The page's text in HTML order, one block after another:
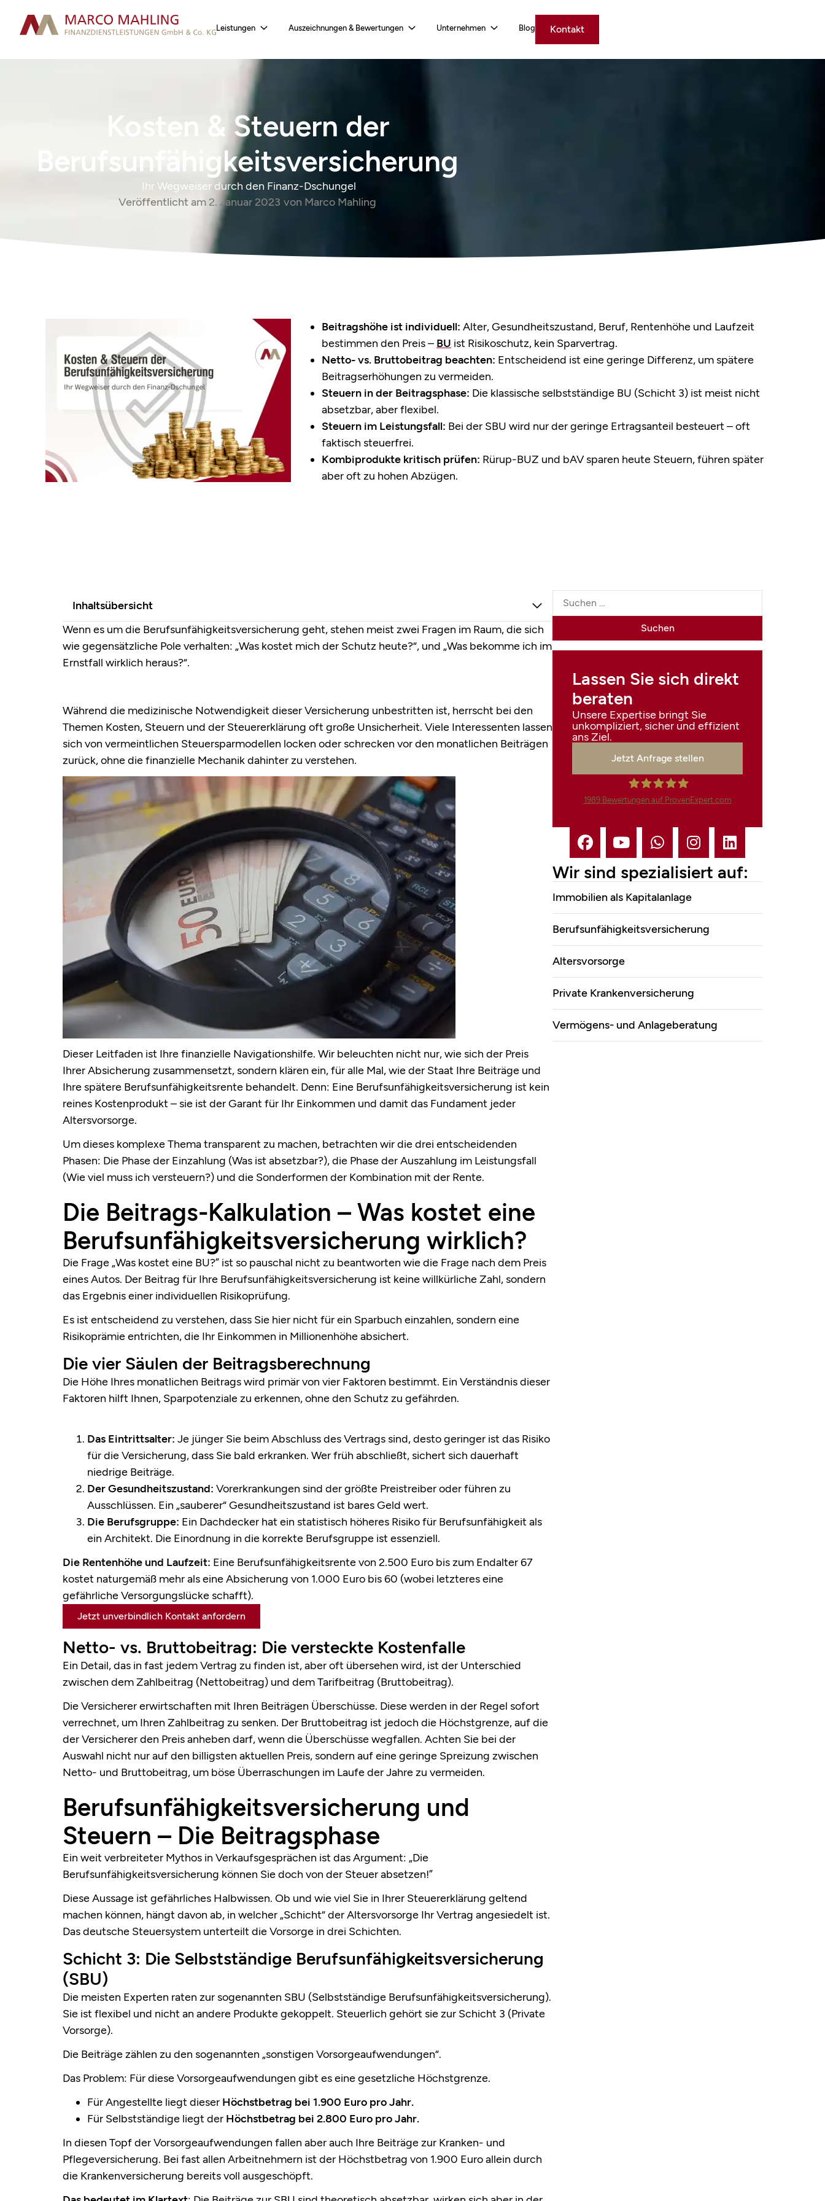
Leistungen Auszeichnungen & Bewertungen Unternehmen Blog Kontakt
Kosten & Steuern der
Berufsunfähigkeitsversicherung
Ihr Wegweiser durch den Finanz-Dschungel
Veröffentlicht am2. Januar 2023 von Marco Mahling
Beitragshöhe ist individuell: Alter, Gesundheitszustand, Beruf, Rentenhöhe und Laufzeit
bestimmen den Preis – BU ist Risikoschutz, kein Sparvertrag.
Netto- vs. Bruttobeitrag beachten: Entscheidend ist eine geringe Differenz, um spätere
Beitragserhöhungen zu vermeiden.
Steuern in der Beitragsphase: Die klassische selbstständige BU (Schicht 3) ist meist nicht
absetzbar, aber flexibel.
Steuern im Leistungsfall: Bei der SBU wird nur der geringe Ertragsanteil besteuert – oft
faktisch steuerfrei.
Kombiprodukte kritisch prüfen: Rürup-BUZ und bAV sparen heute Steuern, führen später
aber oft zu hohen Abzügen.
Inhaltsübersicht
Wenn es um die Berufsunfähigkeitsversicherung geht, stehen meist zwei Fragen im Raum, die sich
wie gegensätzliche Pole verhalten: „Was kostet mich der Schutz heute?“, und „Was bekomme ich im
Ernstfall wirklich heraus?“.
Während die medizinische Notwendigkeit dieser Versicherung unbestritten ist, herrscht bei den
Themen Kosten, Steuern und der Steuererklärung oft große Unsicherheit. Viele Interessenten lassen
sich von vermeintlichen Steuersparmodellen locken oder schrecken vor den monatlichen Beiträgen
zurück, ohne die finanzielle Mechanik dahinter zu verstehen.
Dieser Leitfaden ist Ihre finanzielle Navigationshilfe. Wir beleuchten nicht nur, wie sich der Preis
Ihrer Absicherung zusammensetzt, sondern klären ein, für alle Mal, wie der Staat Ihre Beiträge und
Ihre spätere Berufsunfähigkeitsrente behandelt. Denn: Eine Berufsunfähigkeitsversicherung ist kein
reines Kostenprodukt – sie ist der Garant für Ihr Einkommen und damit das Fundament jeder
Altersvorsorge.
Um dieses komplexe Thema transparent zu machen, betrachten wir die drei entscheidenden
Phasen: Die Phase der Einzahlung (Was ist absetzbar?), die Phase der Auszahlung im Leistungsfall
(Wie viel muss ich versteuern?) und die Sonderformen der Kombination mit der Rente.
Die Beitrags-Kalkulation – Was kostet eine
Berufsunfähigkeitsversicherung wirklich?
Die Frage „Was kostet eine BU?” ist so pauschal nicht zu beantworten wie die Frage nach dem Preis
eines Autos. Der Beitrag für Ihre Berufsunfähigkeitsversicherung ist keine willkürliche Zahl, sondern
das Ergebnis einer individuellen Risikoprüfung.
Es ist entscheidend zu verstehen, dass Sie hier nicht für ein Sparbuch einzahlen, sondern eine
Risikoprämie entrichten, die Ihr Einkommen in Millionenhöhe absichert.
Die vier Säulen der Beitragsberechnung
Die Höhe Ihres monatlichen Beitrags wird primär von vier Faktoren bestimmt. Ein Verständnis dieser
Faktoren hilft Ihnen, Sparpotenziale zu erkennen, ohne den Schutz zu gefährden.
Das Eintrittsalter: Je jünger Sie beim Abschluss des Vertrags sind, desto geringer ist das Risiko
für die Versicherung, dass Sie bald erkranken. Wer früh abschließt, sichert sich dauerhaft
niedrige Beiträge.
Der Gesundheitszustand: Vorerkrankungen sind der größte Preistreiber oder führen zu
Ausschlüssen. Ein „sauberer“ Gesundheitszustand ist bares Geld wert.
Die Berufsgruppe: Ein Dachdecker hat ein statistisch höheres Risiko für Berufsunfähigkeit als
ein Architekt. Die Einordnung in die korrekte Berufsgruppe ist essenziell.
Die Rentenhöhe und Laufzeit: Eine Berufsunfähigkeitsrente von 2.500 Euro bis zum Endalter 67
kostet naturgemäß mehr als eine Absicherung von 1.000 Euro bis 60 (wobei letzteres eine
gefährliche Versorgungslücke schafft).
Jetzt unverbindlich Kontakt anfordern
Netto- vs. Bruttobeitrag: Die versteckte Kostenfalle
Ein Detail, das in fast jedem Vertrag zu finden ist, aber oft übersehen wird, ist der Unterschied
zwischen dem Zahlbeitrag (Nettobeitrag) und dem Tarifbeitrag (Bruttobeitrag).
Die Versicherer erwirtschaften mit Ihren Beiträgen Überschüsse. Diese werden in der Regel sofort
verrechnet, um Ihren Zahlbeitrag zu senken. Der Bruttobeitrag ist jedoch die Höchstgrenze, auf die
der Versicherer den Preis anheben darf, wenn die Überschüsse wegfallen. Achten Sie bei der
Auswahl nicht nur auf den billigsten aktuellen Preis, sondern auf eine geringe Spreizung zwischen
Netto- und Bruttobeitrag, um böse Überraschungen im Laufe der Jahre zu vermeiden.
Berufsunfähigkeitsversicherung und
Steuern – Die Beitragsphase
Ein weit verbreiteter Mythos in Verkaufsgesprächen ist das Argument: „Die
Berufsunfähigkeitsversicherung können Sie doch von der Steuer absetzen!”
Diese Aussage ist gefährliches Halbwissen. Ob und wie viel Sie in Ihrer Steuererklärung geltend
machen können, hängt davon ab, in welcher „Schicht“ der Altersvorsorge Ihr Vertrag angesiedelt ist.
Das deutsche Steuersystem unterteilt die Vorsorge in drei Schichten.
Schicht 3: Die Selbstständige Berufsunfähigkeitsversicherung
(SBU)
Die meisten Experten raten zur sogenannten SBU (Selbstständige Berufsunfähigkeitsversicherung).
Sie ist flexibel und nicht an andere Produkte gekoppelt. Steuerlich gehört sie zur Schicht 3 (Private
Vorsorge).
Die Beiträge zählen zu den sogenannten „sonstigen Vorsorgeaufwendungen“.
Das Problem: Für diese Vorsorgeaufwendungen gibt es eine gesetzliche Höchstgrenze.
Für Angestellte liegt dieser Höchstbetrag bei 1.900 Euro pro Jahr.
Für Selbstständige liegt der Höchstbetrag bei 2.800 Euro pro Jahr.
In diesen Topf der Vorsorgeaufwendungen fallen aber auch Ihre Beiträge zur Kranken- und
Pflegeversicherung. Bei fast allen Arbeitnehmern ist der Höchstbetrag von 1.900 Euro allein durch
die Krankenversicherung bereits voll ausgeschöpft.
Lassen Sie sich direkt
beraten
Unsere Expertise bringt Sie
unkompliziert, sicher und effizient
ans Ziel.
Jetzt Anfrage stellen
Marco Mahling GmbH
&Co.KG
1989Bewertungen auf ProvenExpert.com
Wir sind spezialisiert auf:
Immobilien als Kapitalanlage
Berufsunfähigkeitsversicherung
Altersvorsorge
Private Krankenversicherung
Vermögens- und Anlageberatung